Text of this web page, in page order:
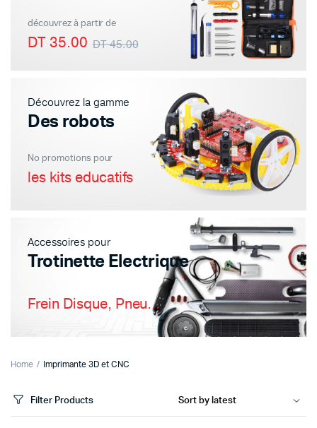
découvrez à partir de
DT 45.00
DT 35.00
Découvrez la gamme
Des robots
No promotions pour
les kits educatifs
Accessoires pour
Trotinette Electrique
Frein Disque, Pneu...
Home Imprimante 3D et CNC
Filter Products